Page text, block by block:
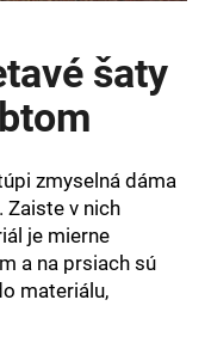
šaty
zmyselná dáma
Zaiste v nich
je mierne
a na prsiach sú
materiálu,